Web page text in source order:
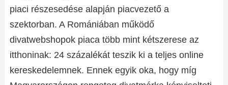
piaci részesedése alapján piacvezető a
szektorban. A Romániában működő
divatwebshopok piaca több mint kétszerese az
itthoninak: 24 százalékát teszik ki a teljes online
kereskedelemnek. Ennek egyik oka, hogy míg